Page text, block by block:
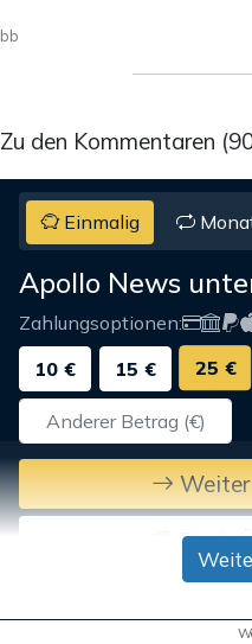
bb
Zu den Kommentaren
Einmalig
Apollo News
Zahlungsoptionen:
10 €
15 € 25 €
Weiter
Bank-